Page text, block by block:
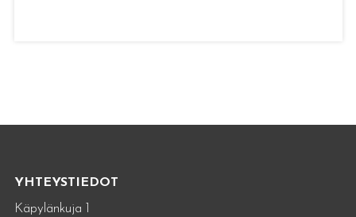
YHTEYSTIEDOT
Käpylänkuja 1